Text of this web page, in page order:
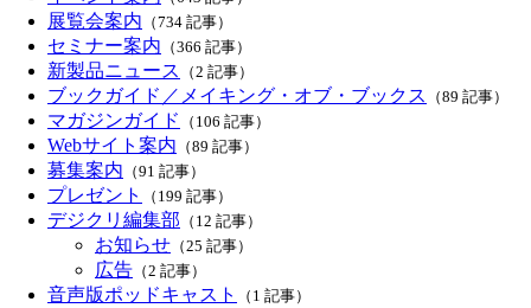
展覧会案内 （734 記事）
セミナー案内 （366 記事）
新製品ニュース （2 記事）
ブックガイド／メイキング・オブ・ブックス （89 記事）
マガジンガイド （106 記事）
Webサイト案内 （89 記事）
募集案内 （91 記事）
プレゼント （199 記事）
デジクリ編集部 （12 記事）
お知らせ （25 記事）
広告 （2 記事）
音声版ポッドキャスト （1 記事）